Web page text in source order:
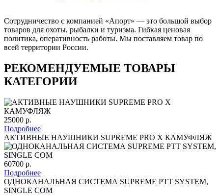
Сотрудничество с компанией «Апорт» — это большой выбор
товаров для охоты, рыбалки и туризма. Гибкая ценовая
политика, оперативность работы. Мы поставляем товар по
всей территории России.
РЕКОМЕНДУЕМЫЕ ТОВАРЫ
КАТЕГОРИИ
25000 р.
Подробнее
АКТИВНЫЕ НАУШНИКИ SUPREME PRO X КАМУФЛЯЖ
60700 р.
Подробнее
ОДНОКАНАЛЬНАЯ СИСТЕМА SUPREME PTT SYSTEM,
SINGLE COM